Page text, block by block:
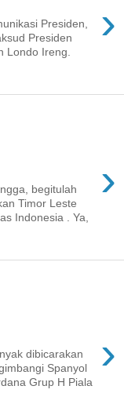
›
Presiden,
Presiden
Londo Ireng.
›
begitulah
Timor Leste
Indonesia . Ya,
›
dibicarakan
Spanyol
Grup H Piala